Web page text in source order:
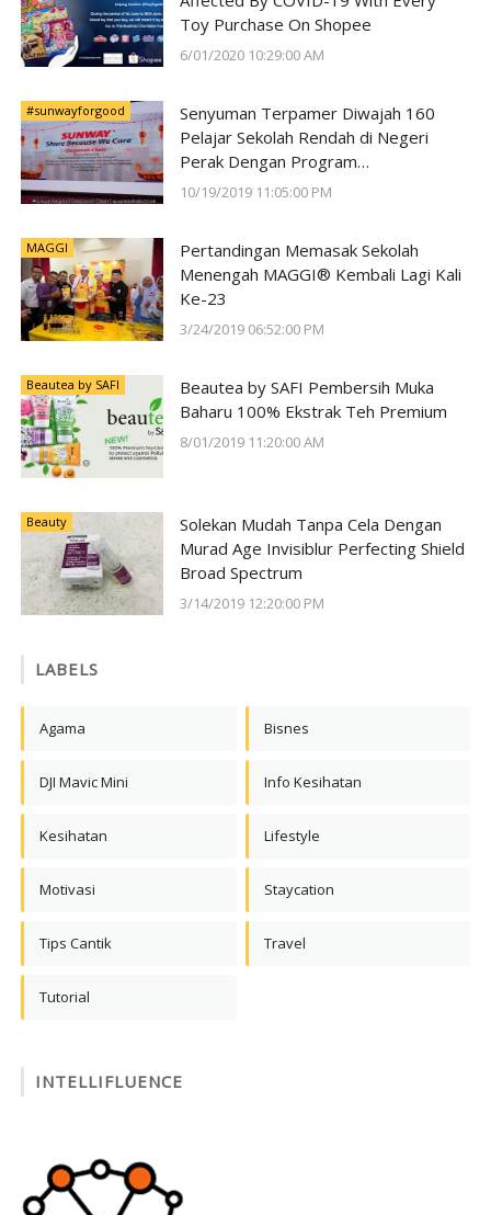
Toy Purchase On Shopee
6/01/2020 10:29:00 AM
#sunwayforgood
Senyuman Terpamer Diwajah 160
Pelajar Sekolah Rendah di Negeri
Perak Dengan Program
#SunwayForGood Deepavali Cheer di
10/19/2019 11:05:00 PM
MAGGI
Pertandingan Memasak Sekolah
Menengah MAGGI® Kembali Lagi Kali
Ke-23
3/24/2019 06:52:00 PM
Beautea by SAFI
Beautea by SAFI Pembersih Muka
Baharu 100% Ekstrak Teh Premium
8/01/2019 11:20:00 AM
Beauty
Solekan Mudah Tanpa Cela Dengan
Murad Age Invisiblur Perfecting Shield
Broad Spectrum
3/14/2019 12:20:00 PM
LABELS
Agama Bisnes
DJI Mavic Mini Info Kesihatan
Kesihatan Lifestyle
Motivasi Staycation
Tips Cantik Travel
Tutorial
INTELLIFLUENCE